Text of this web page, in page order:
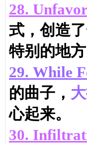
28.
式，创造
特别的地方
29. While
的曲子，
心起来。
30.